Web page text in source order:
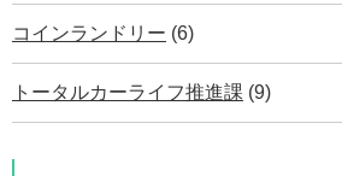
コインランドリー (6)
トータルカーライフ推進課 (9)